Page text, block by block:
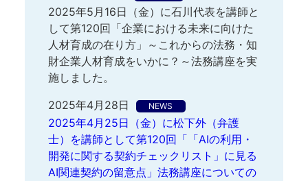
2025年5月16日（金）に石川代表を講師と
して第120回「企業における未来に向けた
人材育成の在り方」～これからの法務・知
財企業人材育成をいかに？～法務講座を実
施しました。
2025年4月28日
NEWS
2025年4月25日（金）に松下外（弁護
士）を講師として第120回「「AIの利用・
開発に関する契約チェックリスト」に見る
AI関連契約の留意点」法務講座についての